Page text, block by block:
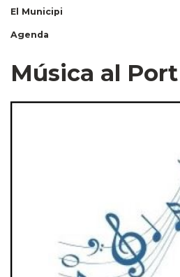
El Municipi
Agenda
Música al Port